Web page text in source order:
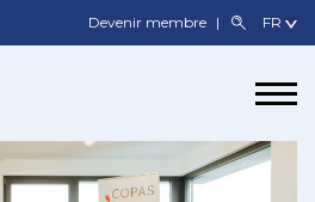
Devenir membre